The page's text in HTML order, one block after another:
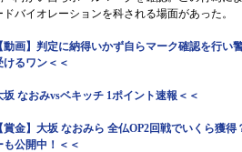
ドバイオレーションを科される場面があった。
動画】判定に納得いかず自らマーク確認を行い
けるワン＜＜
坂 なおみvsベキッチ 1ポイント速報＜＜
賞金】大坂 なおみら 全仏OP2回戦でいくら獲得
も公開中！＜＜